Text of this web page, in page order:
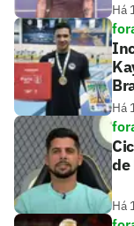
Há
Há
de
Há